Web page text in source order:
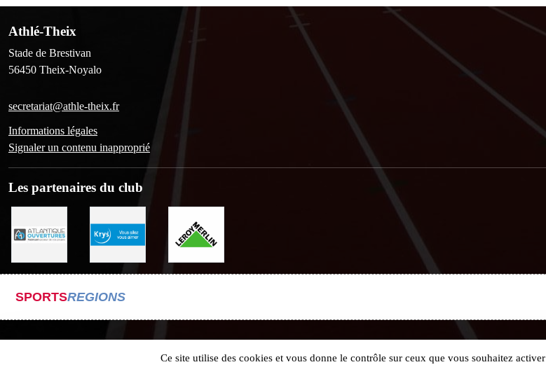
Athlé-Theix
Stade de Brestivan
56450 Theix-Noyalo
secretariat@athle-theix.fr
Informations légales
Signaler un contenu inapproprié
Les partenaires du club
SPORTSREGIONS
Ce site utilise des cookies et vous donne le contrôle sur ceux que vous souhaitez activer